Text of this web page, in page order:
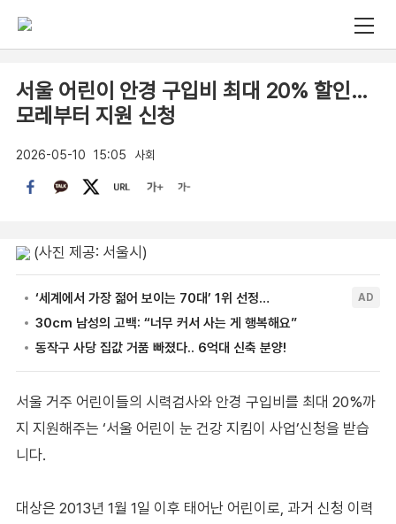
서울 어린이 안경 구입비 최대 20% 할인…
모레부터 지원 신청
2026-05-10 15:05 사회
(사진 제공: 서울시)
서울 거주 어린이들의 시력검사와 안경 구입비를 최대 20%까
지 지원해주는 ‘서울 어린이 눈 건강 지킴이 사업’신청을 받습
니다.
대상은 2013년 1월 1일 이후 태어난 어린이로, 과거 신청 이력